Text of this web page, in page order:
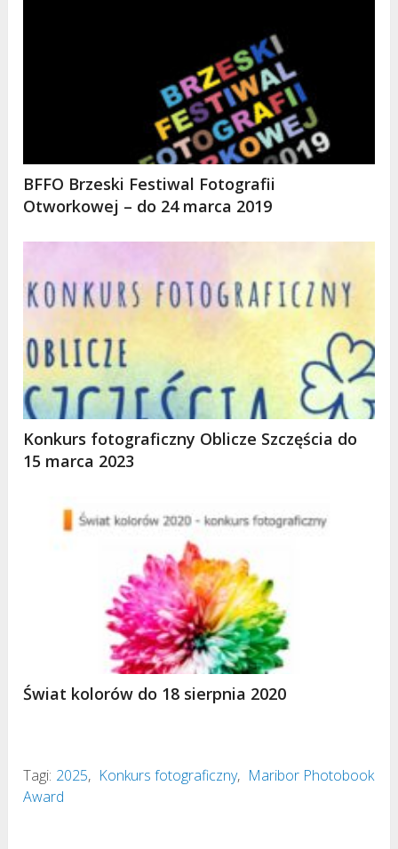
BFFO Brzeski Festiwal Fotografii
Otworkowej – do 24 marca 2019
Konkurs fotograficzny Oblicze Szczęścia do
15 marca 2023
Świat kolorów do 18 sierpnia 2020
Tagi: 2025, Konkurs fotograficzny, Maribor Photobook
Award